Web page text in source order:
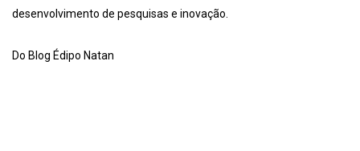
desenvolvimento de pesquisas e inovação.
Do Blog Édipo Natan